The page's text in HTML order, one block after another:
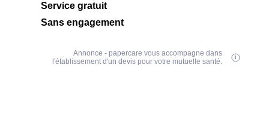
Service gratuit
Sans engagement
Annonce - papercare vous accompagne dans
l'établissement d'un devis pour votre mutuelle santé.